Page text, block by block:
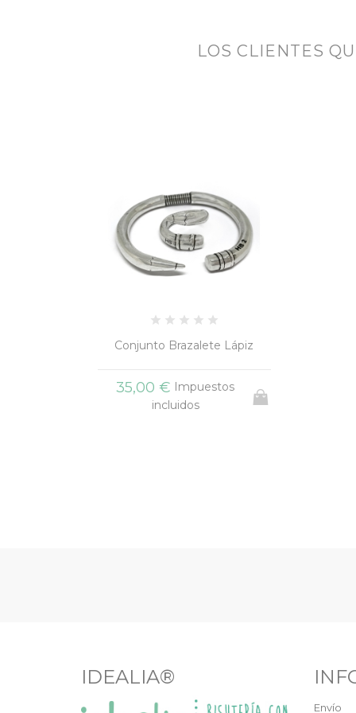
LOS CLIENTES
Conjunto Brazalete Lápiz
35,00 € Impuestos
incluidos
IDEALIA®
Envío